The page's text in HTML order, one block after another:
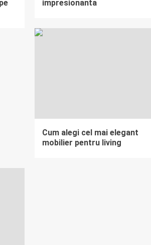
impresionanta
Cum alegi cel mai elegant
mobilier pentru living